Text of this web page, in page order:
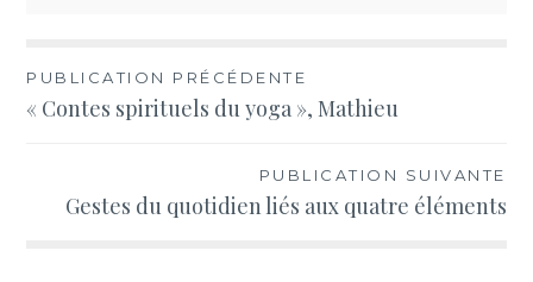
Navigation
de
PUBLICATION PRÉCÉDENTE
« Contes spirituels du yoga », Mathieu
PUBLICATION SUIVANTE
Gestes du quotidien liés aux quatre éléments